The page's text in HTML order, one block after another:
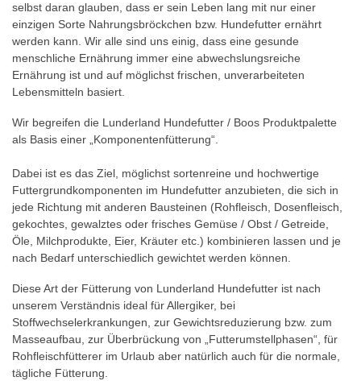
selbst daran glauben, dass er sein Leben lang mit nur einer
einzigen Sorte Nahrungsbröckchen bzw. Hundefutter ernährt
werden kann. Wir alle sind uns einig, dass eine gesunde
menschliche Ernährung immer eine abwechslungsreiche
Ernährung ist und auf möglichst frischen, unverarbeiteten
Lebensmitteln basiert.
Wir begreifen die Lunderland Hundefutter / Boos Produktpalette
als Basis einer „Komponentenfütterung“.
Dabei ist es das Ziel, möglichst sortenreine und hochwertige
Futtergrundkomponenten im Hundefutter anzubieten, die sich in
jede Richtung mit anderen Bausteinen (Rohfleisch, Dosenfleisch,
gekochtes, gewalztes oder frisches Gemüse / Obst / Getreide,
Öle, Milchprodukte, Eier, Kräuter etc.) kombinieren lassen und je
nach Bedarf unterschiedlich gewichtet werden können.
Diese Art der Fütterung von Lunderland Hundefutter ist nach
unserem Verständnis ideal für Allergiker, bei
Stoffwechselerkrankungen, zur Gewichtsreduzierung bzw. zum
Masseaufbau, zur Überbrückung von „Futterumstellphasen“, für
Rohfleischfütterer im Urlaub aber natürlich auch für die normale,
tägliche Fütterung.